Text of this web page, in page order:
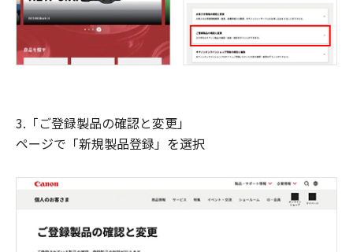
3.「ご登録製品の確認と変更」
ページで「新規製品登録」を選択